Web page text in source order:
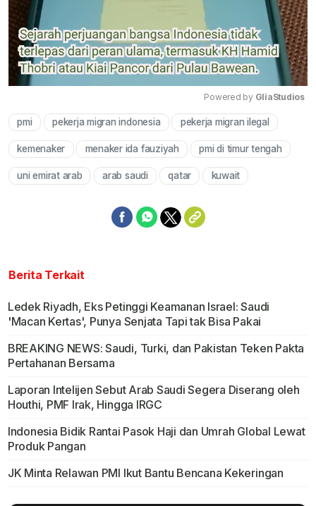
Mute
Powered by GliaStudios
pmi pekerja migran indonesia pekerja migran ilegal
kemenaker menaker ida fauziyah pmi di timur tengah
uni emirat arab arab saudi qatar kuwait
Berita Terkait
Ledek Riyadh, Eks Petinggi Keamanan Israel: Saudi
'Macan Kertas', Punya Senjata Tapi tak Bisa Pakai
BREAKING NEWS: Saudi, Turki, dan Pakistan Teken Pakta
Pertahanan Bersama
Laporan Intelijen Sebut Arab Saudi Segera Diserang oleh
Houthi, PMF Irak, Hingga IRGC
Indonesia Bidik Rantai Pasok Haji dan Umrah Global Lewat
Produk Pangan
JK Minta Relawan PMI Ikut Bantu Bencana Kekeringan